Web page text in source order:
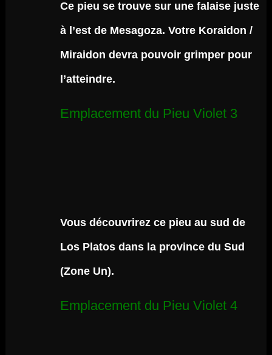
Ce pieu se trouve sur une falaise juste
à l’est de Mesagoza. Votre Koraidon /
Miraidon devra pouvoir grimper pour
l’atteindre.
Emplacement du Pieu Violet 3
Vous découvrirez ce pieu au sud de
Los Platos dans la province du Sud
(Zone Un).
Emplacement du Pieu Violet 4